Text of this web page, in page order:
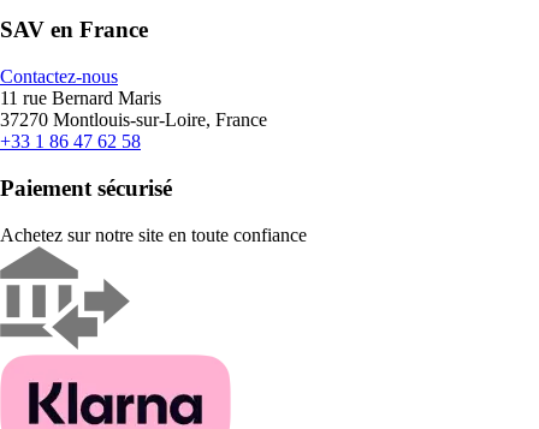
SAV en France
Contactez-nous
11 rue Bernard Maris
37270 Montlouis-sur-Loire, France
+33 1 86 47 62 58
Paiement sécurisé
Achetez sur notre site en toute confiance